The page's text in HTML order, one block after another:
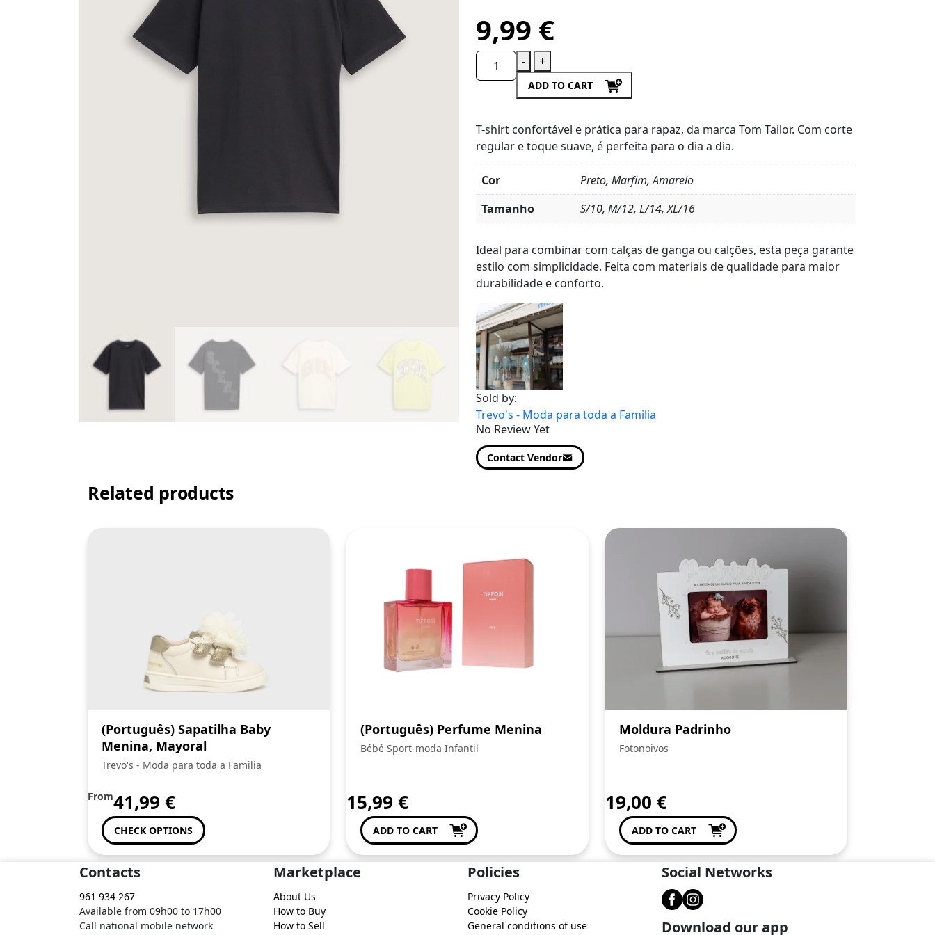
9,99 €
- +
ADD TO CART
T-shirt confortável e prática para rapaz, da marca Tom Tailor. Com corte
regular e toque suave, é perfeita para o dia a dia.
Cor
Preto, Marfim, Amarelo
Tamanho
S/10, M/12, L/14, XL/16
Details
Ideal para combinar com calças de ganga ou calções, esta peça garante
estilo com simplicidade. Feita com materiais de qualidade para maior
durabilidade e conforto.
Sold by:
Trevo's - Moda para toda a Familia
No Review Yet
Contact Vendor
Related products
(Português) Sapatilha Baby
Menina, Mayoral
Trevo's - Moda para toda a Familia
From41,99 €
CHECK OPTIONS
(Português) Perfume Menina
Bébé Sport-moda Infantil
15,99 €
ADD TO CART
Moldura Padrinho
Fotonoivos
19,00 €
ADD TO CART
Contacts
961 934 267
Available from 09h00 to 17h00
Call national mobile network
Marketplace
About Us
How to Buy
How to Sell
Policies
Privacy Policy
Cookie Policy
General conditions of use
Social Networks
Download our app